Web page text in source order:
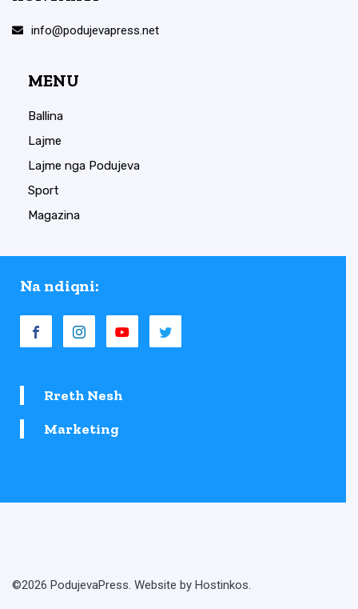
info@podujevapress.net
MENU
Ballina
Lajme
Lajme nga Podujeva
Sport
Magazina
Na ndiqni:
Rreth Nesh
Marketing
©2026 PodujevaPress. Website by Hostinkos.